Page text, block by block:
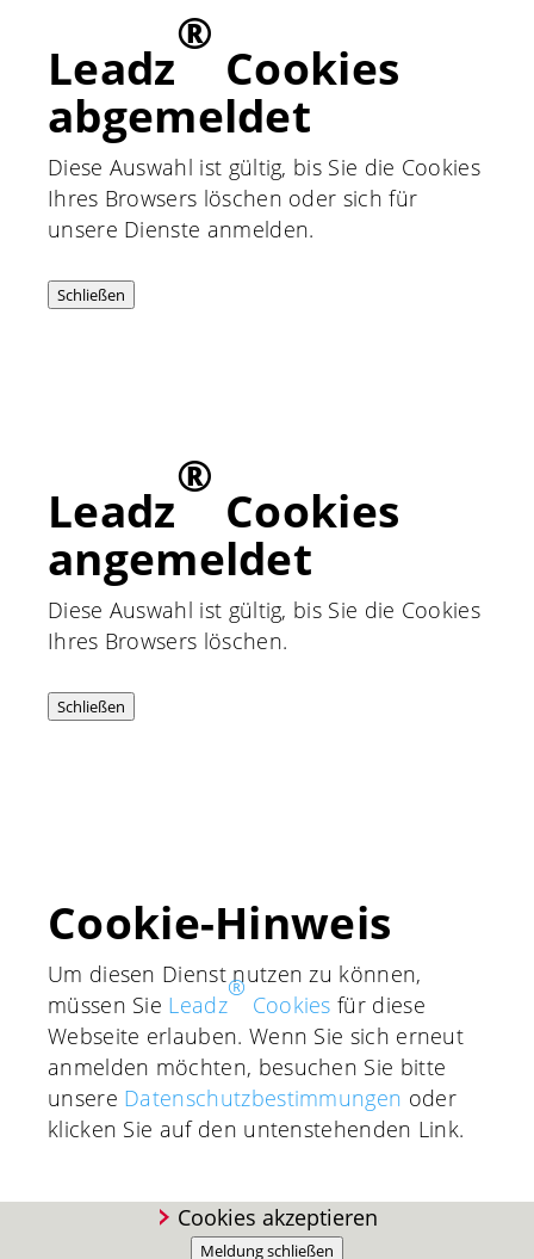
Leadz
®
Cookies
abgemeldet
Diese Auswahl ist gültig, bis Sie die Cookies
Ihres Browsers löschen oder sich für
unsere Dienste anmelden.
Schließen
Leadz
®
Cookies
angemeldet
Diese Auswahl ist gültig, bis Sie die Cookies
Ihres Browsers löschen.
Schließen
Cookie-Hinweis
Um diesen Dienst nutzen zu können,
müssen Sie Leadz
®
Cookies für diese
Webseite erlauben. Wenn Sie sich erneut
anmelden möchten, besuchen Sie bitte
unsere Daten­schutz­bestimmungen oder
klicken Sie auf den unten­stehenden Link.
Cookies akzeptieren
Meldung schließen